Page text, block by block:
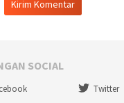
SOCIAL
Twitter